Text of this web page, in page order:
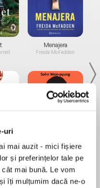
uri
mai auzit - mici fișiere
și preferințelor tale pe
mai bună. Le vom
îți mulțumim dacă ne-o
de
Menajera
Freida McFadden